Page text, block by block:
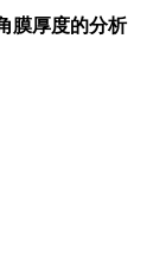
膜厚度的分析